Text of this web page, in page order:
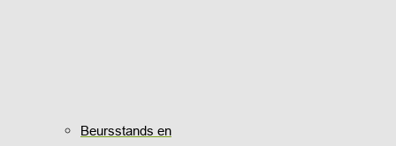
Beursstands en